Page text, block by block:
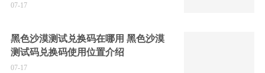
07-17
黑色沙漠测试兑换码在哪用 黑色沙漠
测试码兑换码使用位置介绍
07-17